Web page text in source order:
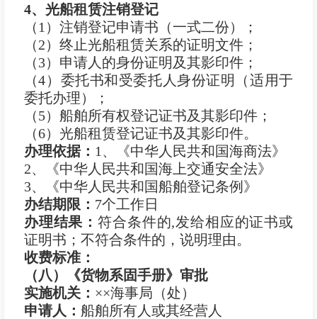
4、光船租赁注销登记
（1）注销登记申请书（一式二份）；
（2）终止光船租赁关系的证明文件；
（3）申请人的身份证明及其影印件；
（4）委托书和受委托人身份证明（适用于
委托办理）；
（5）船舶所有权登记证书及其影印件；
（6）光船租赁登记证书及其影印件。
办理依据： 1、《中华人民共和国海商法》
2、《中华人民共和国海上交通安全法》
3、《中华人民共和国船舶登记条例》
办结期限： 7个工作日
办理结果：符合条件的,发给相应的证书或
证明书；不符合条件的，说明理由。
收费标准：
（八）《货物系固手册》审批
实施机关： ××海事局（处）
申请人： 船舶所有人或其经营人